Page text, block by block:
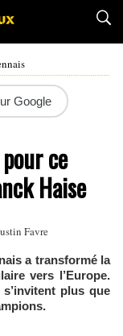
Google
ce
Haise
Favre
a transformé la
vers l’Europe.
plus que